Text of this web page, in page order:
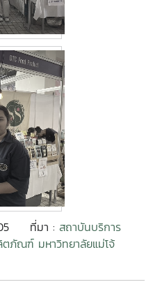
ที่มา : สถาบันบริการ
ภัณฑ์ มหาวิทยาลัยแม่โจ้